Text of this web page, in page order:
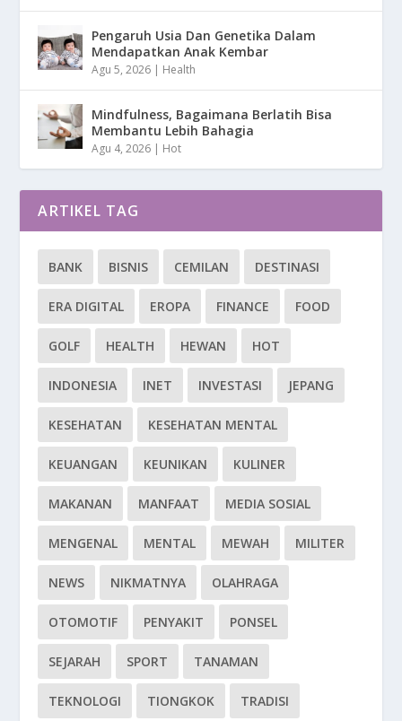
Pengaruh Usia Dan Genetika Dalam
Mendapatkan Anak Kembar
Agu 5, 2026 | Health
Mindfulness, Bagaimana Berlatih Bisa
Membantu Lebih Bahagia
Agu 4, 2026 | Hot
ARTIKEL TAG
BANK BISNIS CEMILAN DESTINASI
ERA DIGITAL EROPA FINANCE FOOD
GOLF HEALTH HEWAN HOT
INDONESIA INET INVESTASI JEPANG
KESEHATAN KESEHATAN MENTAL
KEUANGAN KEUNIKAN KULINER
MAKANAN MANFAAT MEDIA SOSIAL
MENGENAL MENTAL MEWAH MILITER
NEWS NIKMATNYA OLAHRAGA
OTOMOTIF PENYAKIT PONSEL
SEJARAH SPORT TANAMAN
TEKNOLOGI TIONGKOK TRADISI